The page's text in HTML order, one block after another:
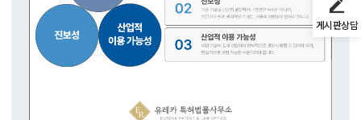
게시판상담